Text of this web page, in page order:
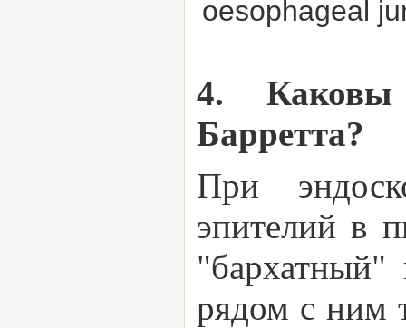
oesophageal
4. Каковы
Барретта?
При
эпителий в
"бархатный"
рядом с ним